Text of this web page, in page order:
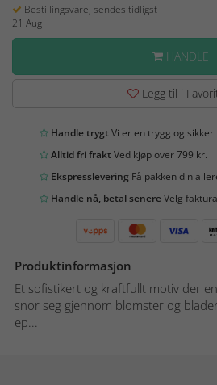
Bestillingsvare, sendes tidligst
21 Aug
HANDLE
Legg til i
Handle trygtVi er en trygg og sikker
Alltid fri fraktVed kjøp over 799 kr.
Ekspresslevering Få pakken din
Handle nå, betal senereVelg
Produktinformasjon
Et sofistikert og kraftfullt motiv der
snor seg gjennom blomster og
ep...